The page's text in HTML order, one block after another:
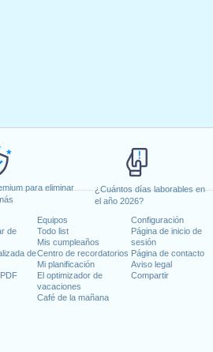
para eliminar
¿Cuántos días laborables en
el año 2026?
de
de
Equipos
Todo list
Mis cumpleaños
Centro de recordatorios
Mi planificación
El optimizador de
vacaciones
Café de la mañana
Configuración
Página de inicio de
sesión
Página de contacto
Aviso legal
Compartir